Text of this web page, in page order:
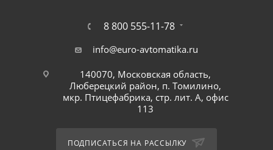
8 800 555-11-78
info@euro-avtomatika.ru
140070, Московская область,
Люберецкий район, п. Томилино,
мкр. Птицефабрика, стр. лит. А, офис
113
ПОДПИСАТЬСЯ НА РАССЫЛКУ